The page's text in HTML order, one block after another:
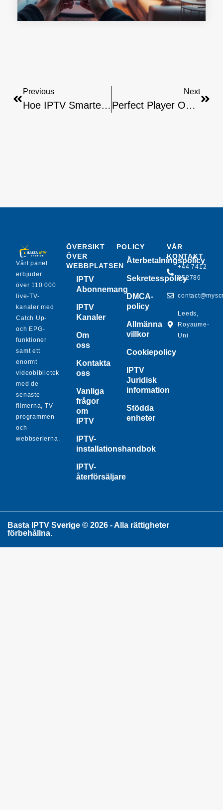
Previous
Hoe IPTV Smarters Op Android/smartphone Te Installeren
Next
Perfect Player Op Android/smartphone: Installatiehandleiding
Vårt panel
erbjuder
över 110 000
live-TV-
kanaler med
Catch Up-
och EPG-
funktioner
samt ett
enormt
videobibliotek
med de
senaste
filmerna, TV-
programmen
och
webbserierna.
ÖVERSIKT
ÖVER
WEBBPLATSEN
IPTV
Abonnemang
IPTV
Kanaler
Om
oss
Kontakta
oss
Vanliga
frågor
om
IPTV
IPTV-
installationshandbok
IPTV-
återförsäljare
POLICY
Återbetalningspolicy
Sekretesspolicy
DMCA-
policy
Allmänna
villkor
Cookiepolicy
IPTV
Juridisk
information
Stödda
enheter
VÅR
KONTAKT
+44 7412
852786
Leeds,
Royaume-
Uni
Basta IPTV Sverige © 2026 - Alla rättigheter
förbehållna.